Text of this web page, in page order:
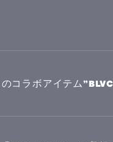
コラボアイテム